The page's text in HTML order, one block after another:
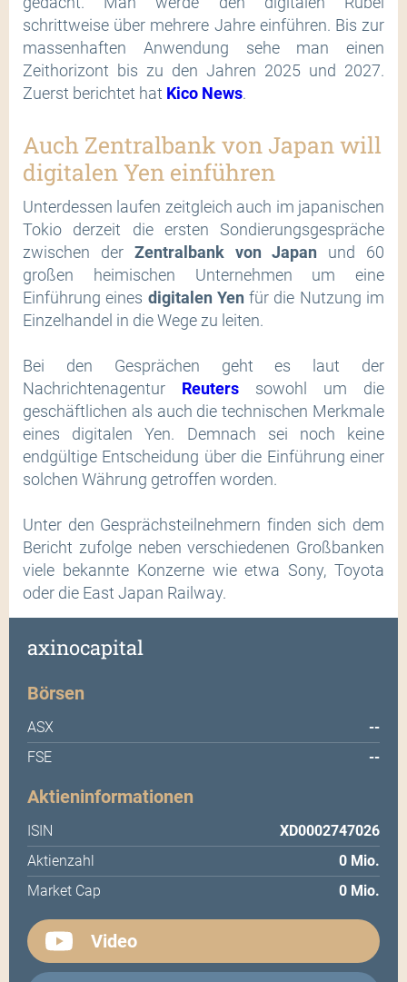
schrittweise über mehrere Jahre einführen. Bis zur
massenhaften Anwendung sehe man einen
Zeithorizont bis zu den Jahren 2025 und 2027.
Zuerst berichtet hat Kico News.
Auch Zentralbank von Japan will
digitalen Yen einführen
Unterdessen laufen zeitgleich auch im japanischen
Tokio derzeit die ersten Sondierungsgespräche
zwischen der Zentralbank von Japan und 60
großen heimischen Unternehmen um eine
Einführung eines digitalen Yen für die Nutzung im
Einzelhandel in die Wege zu leiten.
Bei den Gesprächen geht es laut der
Nachrichtenagentur Reuters
sowohl um die
geschäftlichen als auch die technischen Merkmale
eines digitalen Yen. Demnach sei noch keine
endgültige Entscheidung über die Einführung einer
solchen Währung getroffen worden.
Unter den Gesprächsteilnehmern finden sich dem
Bericht zufolge neben verschiedenen Großbanken
viele bekannte Konzerne wie etwa Sony, Toyota
oder die East Japan Railway.
axinocapital
Börsen
ASX
--
FSE
--
Aktieninformationen
ISIN
XD0002747026
Aktienzahl
0 Mio.
Market Cap
0 Mio.
Video